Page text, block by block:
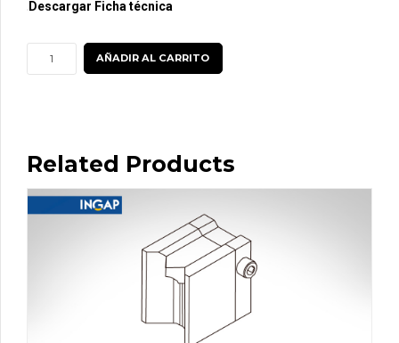
Descargar Ficha técnica
Zapata
traslape
Extrusoras
BAK
AÑADIR AL CARRITO
Related Products